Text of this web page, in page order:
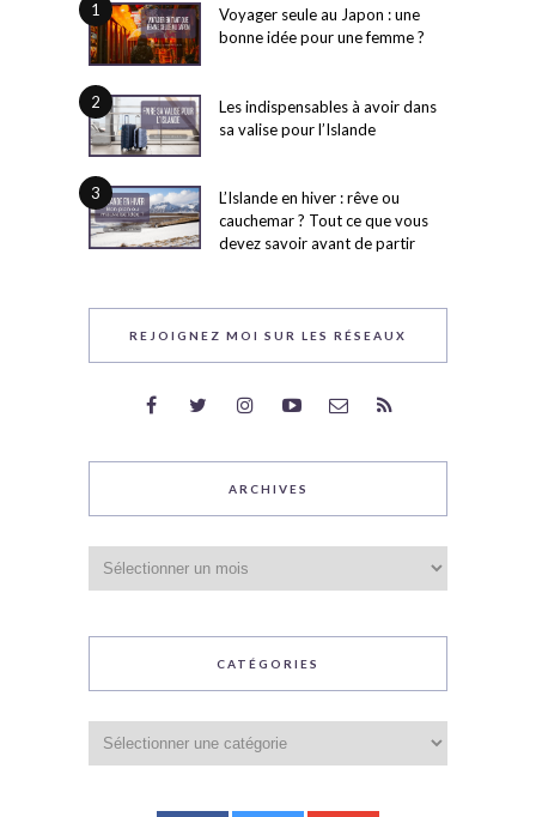
1
Voyager seule au Japon : une
bonne idée pour une femme ?
2
Les indispensables à avoir dans
sa valise pour l’Islande
3
L’Islande en hiver : rêve ou
cauchemar ? Tout ce que vous
devez savoir avant de partir
REJOIGNEZ MOI SUR LES RÉSEAUX
ARCHIVES
CATÉGORIES